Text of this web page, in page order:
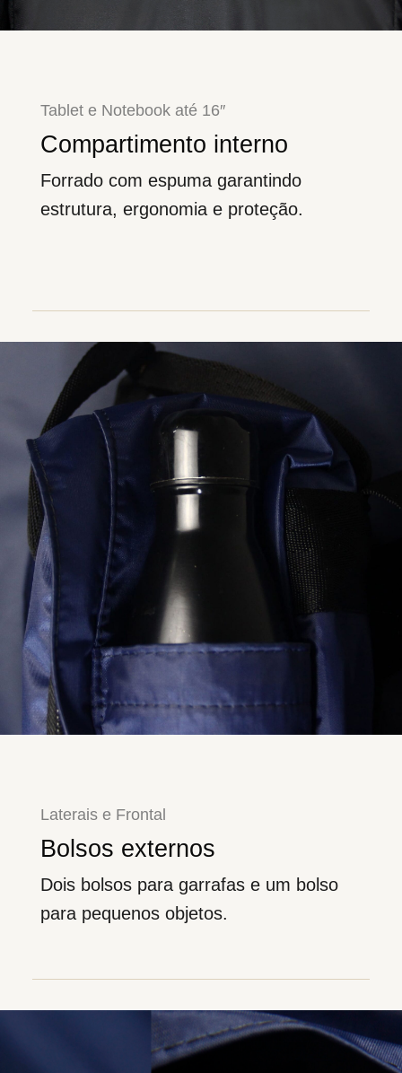
Tablet e Notebook até 16″
Compartimento interno
Forrado com espuma garantindo
estrutura, ergonomia e proteção.
Laterais e Frontal
Bolsos externos
Dois bolsos para garrafas e um bolso
para pequenos objetos.